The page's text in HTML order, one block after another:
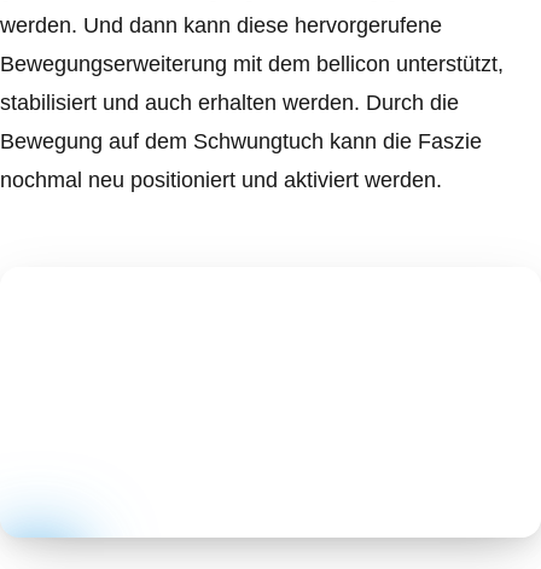
werden. Und dann kann diese hervorgerufene
Bewegungserweiterung mit dem bellicon unterstützt,
stabilisiert und auch erhalten werden. Durch die
Bewegung auf dem Schwungtuch kann die Faszie
nochmal neu positioniert und aktiviert werden.